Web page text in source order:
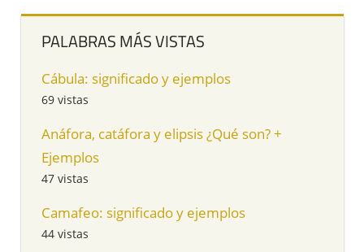
PALABRAS MÁS VISTAS
Cábula: significado y ejemplos
69 vistas
Anáfora, catáfora y elipsis ¿Qué son? +
Ejemplos
47 vistas
Camafeo: significado y ejemplos
44 vistas